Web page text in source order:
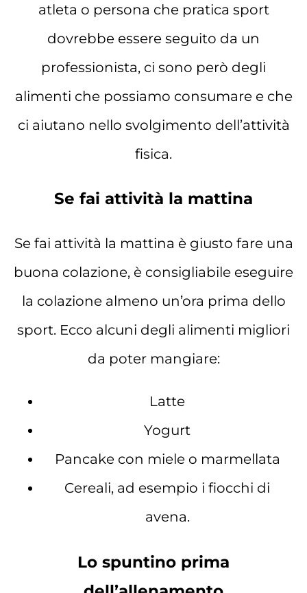
atleta o persona che pratica sport
dovrebbe essere seguito da un
professionista, ci sono però degli
alimenti che possiamo consumare e che
ci aiutano nello svolgimento dell’attività
fisica.
Se fai attività la mattina
Se fai attività la mattina è giusto fare una
buona colazione, è consigliabile eseguire
la colazione almeno un’ora prima dello
sport. Ecco alcuni degli alimenti migliori
da poter mangiare:
Latte
Yogurt
Pancake con miele o marmellata
Cereali, ad esempio i fiocchi di
avena.
Lo spuntino prima